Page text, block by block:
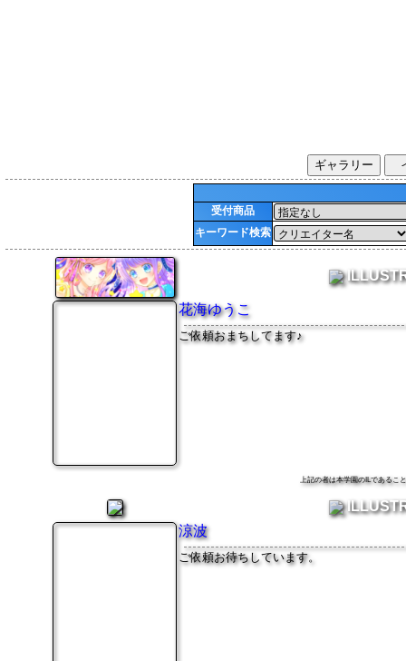
ギャラリー
受付商品
キーワード検索
花海ゆうこ
ご依頼おまちしてます♪
上記の者は本学園のILである
涼波
ご依頼お待ちしています。